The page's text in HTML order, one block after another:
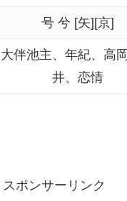
号 兮 [矢][京]
伴池主、年紀、高
井、恋情
スポンサーリンク